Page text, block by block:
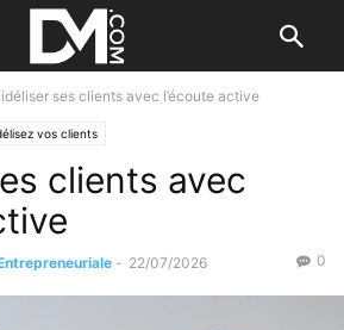
ses clients avec l’écoute active
vos clients
clients avec
- 22/07/2026 0